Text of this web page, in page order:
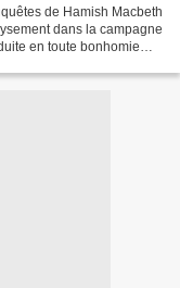
de Hamish Macbeth
dans la campagne
en toute bonhomie